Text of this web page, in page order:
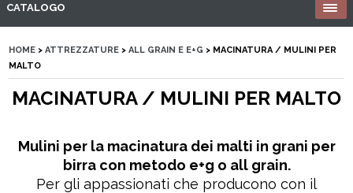
CATALOGO
HOME >ATTREZZATURE >ALL GRAIN E E+G > MACINATURA / MULINI PER
MALTO
MACINATURA / MULINI PER MALTO
Mulini per la macinatura dei malti in grani per
birra con metodo e+g o all grain.
Per gli appassionati che producono con il